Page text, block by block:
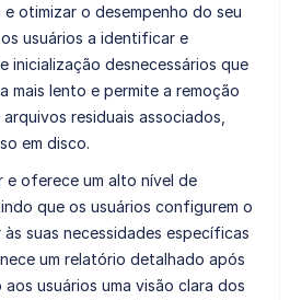
otimizar o desempenho do seu
usuários a identificar e
inicialização desnecessários que
mais lento e permite a remoção
residuais associados,
em disco.
e oferece um alto nível de
que os usuários configurem o
suas necessidades específicas
um relatório detalhado após
usuários uma visão clara dos